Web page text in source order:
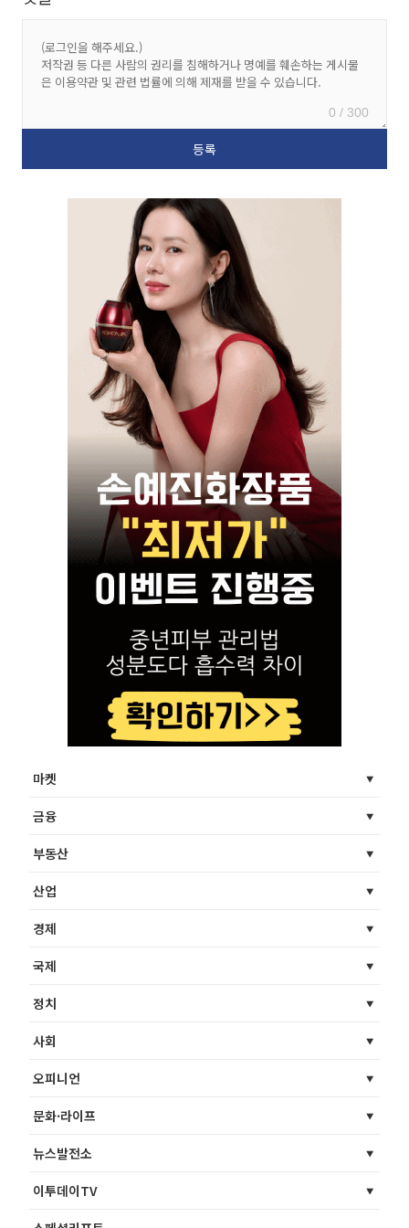
0 / 300
마켓
금융
부동산
산업
경제
국제
정치
사회
오피니언
문화·라이프
뉴스발전소
이투데이TV